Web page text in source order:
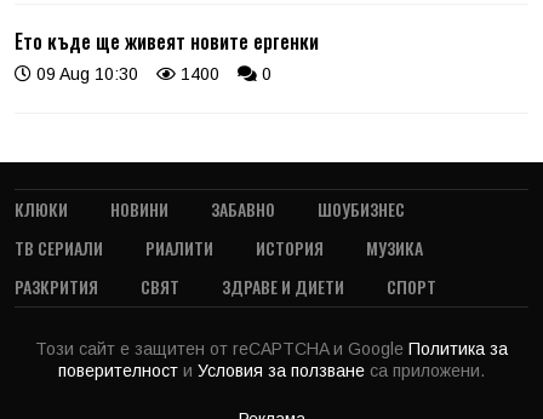
Ето къде ще живеят новите ергенки
09 Aug 10:30 1400 0
КЛЮКИ НОВИНИ ЗАБАВНО
ШОУБИЗНЕС
ТВ СЕРИАЛИ
РИАЛИТИ ИСТОРИЯ
МУЗИКА
РАЗКРИТИЯ
СВЯТ ЗДРАВЕ И ДИЕТИ СПОРТ
Този сайт е защитен от reCAPTCHA и Google Политика за
поверителност и Условия за ползване са приложени.